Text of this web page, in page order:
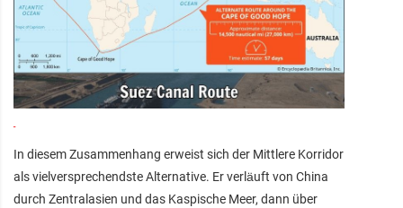
In diesem Zusammenhang erweist sich der Mittlere Korridor
als vielversprechendste Alternative. Er verläuft von China
durch Zentralasien und das Kaspische Meer, dann über